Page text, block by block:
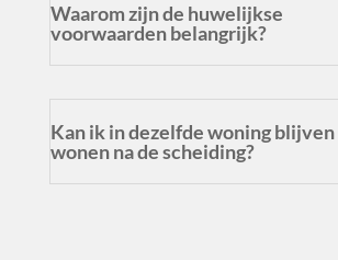
Waarom zijn de huwelijkse
voorwaarden belangrijk?
Kan ik in dezelfde woning blijven
wonen na de scheiding?